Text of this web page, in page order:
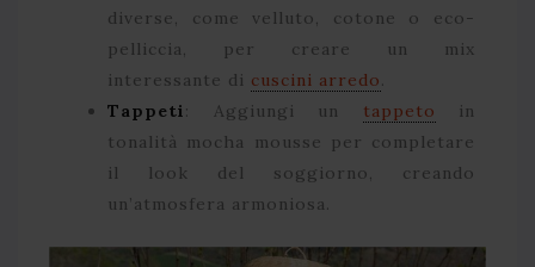
diverse, come velluto, cotone o eco-
pelliccia, per creare un mix
interessante di cuscini arredo.
Tappeti: Aggiungi un tappeto in
tonalità mocha mousse per completare
il look del soggiorno, creando
un’atmosfera armoniosa.